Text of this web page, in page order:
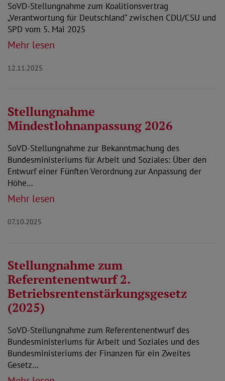
SoVD-Stellungnahme zum Koalitionsvertrag
„Verantwortung für Deutschland" zwischen CDU/CSU und
SPD vom 5. Mai 2025
Mehr lesen
12.11.2025
Stellungnahme
Mindestlohnanpassung 2026
SoVD-Stellungnahme zur Bekanntmachung des
Bundesministeriums für Arbeit und Soziales: Über den
Entwurf einer Fünften Verordnung zur Anpassung der
Höhe…
Mehr lesen
07.10.2025
Stellungnahme zum
Referentenentwurf 2.
Betriebsrentenstärkungsgesetz
(2025)
SoVD-Stellungnahme zum Referentenentwurf des
Bundesministeriums für Arbeit und Soziales und des
Bundesministeriums der Finanzen für ein Zweites
Gesetz…